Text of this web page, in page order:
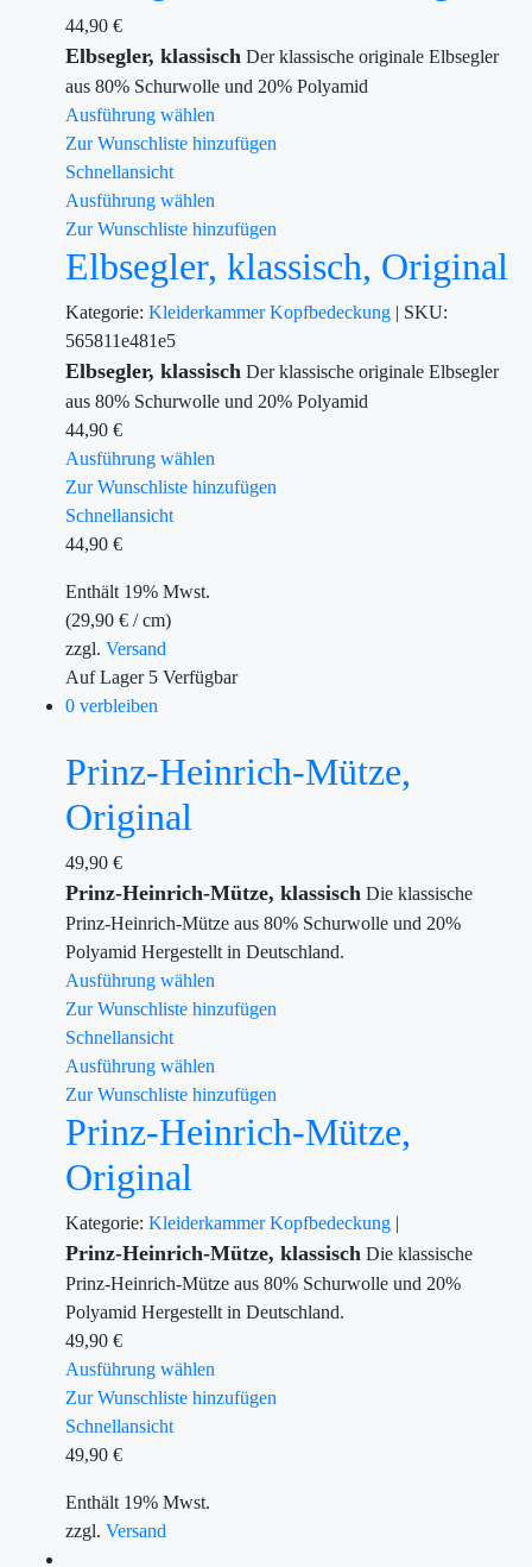
44,90 €
Elbsegler, klassisch Der klassische originale Elbsegler
aus 80% Schurwolle und 20% Polyamid
Ausführung wählen
Zur Wunschliste hinzufügen
Schnellansicht
Ausführung wählen
Zur Wunschliste hinzufügen
Elbsegler, klassisch, Original
Kategorie: KleiderkammerKopfbedeckung | SKU:
565811e481e5
Elbsegler, klassisch Der klassische originale Elbsegler
aus 80% Schurwolle und 20% Polyamid
44,90 €
Ausführung wählen
Zur Wunschliste hinzufügen
Schnellansicht
44,90 €
Enthält 19% Mwst.
(29,90 € / cm)
zzgl. Versand
Auf Lager5 Verfügbar
0 verbleiben
Prinz-Heinrich-Mütze,
Original
49,90 €
Prinz-Heinrich-Mütze, klassisch Die klassische
Prinz-Heinrich-Mütze aus 80% Schurwolle und 20%
Polyamid Hergestellt in Deutschland.
Ausführung wählen
Zur Wunschliste hinzufügen
Schnellansicht
Ausführung wählen
Zur Wunschliste hinzufügen
Prinz-Heinrich-Mütze,
Original
Kategorie: KleiderkammerKopfbedeckung |
Prinz-Heinrich-Mütze, klassisch Die klassische
Prinz-Heinrich-Mütze aus 80% Schurwolle und 20%
Polyamid Hergestellt in Deutschland.
49,90 €
Ausführung wählen
Zur Wunschliste hinzufügen
Schnellansicht
49,90 €
Enthält 19% Mwst.
zzgl. Versand